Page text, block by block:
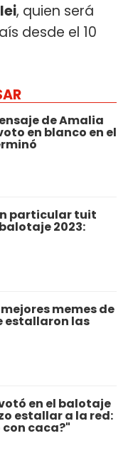
, quien será
desde el 10
de Amalia
en blanco en el
particular tuit
2023:
memes de
estallaron las
en el balotaje
estallar a la red:
caca?"